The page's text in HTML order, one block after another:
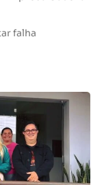
falha